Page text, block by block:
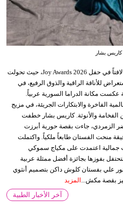
كاريس بشار
سجّلت النجمات السوريات حضوراً لافتاً في حفل Joy Awards 2026، حيث تحولت
للأناقة الراقية والذوق الرفيع، في
مكانة الدراما السورية عربياً.
الفاخرة والابتكارات الجريئة، في مزيج
الفخامة والأنوثة. كاريس بشار خطفت
الزمردي، جاءت بقصة حورية أبرزت
منحت الفستان طابعاً ملكياً. واكتملت
جمالية اعتمدت على مكياج سموكي
بفوزها بجائزة أفضل ممثلة عربية
علي بفستان كلوش داكن بتصميم أنثوي
بقصة مكش... المزيد
آخر الأخبار الطبية